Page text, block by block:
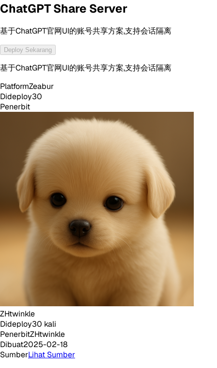
ChatGPT Share Server
基于ChatGPT官网UI的账号共享方案,支持会话隔离
Deploy Sekarang
基于ChatGPT官网UI的账号共享方案,支持会话隔离
PlatformZeabur
Dideploy30
Penerbit
ZHtwinkle
Dideploy30 kali
PenerbitZHtwinkle
Dibuat2025-02-18
SumberLihat Sumber